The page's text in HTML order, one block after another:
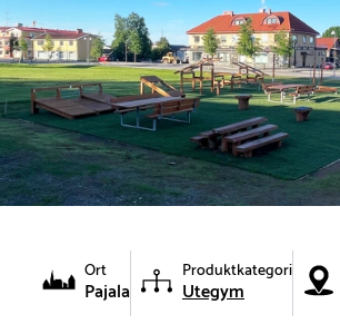
Ort
Pajala
Produktkategori
Utegym